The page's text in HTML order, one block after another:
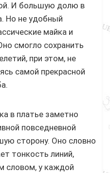
И большую долю в
Но не удобный
майка и
смогло сохранить
при этом, не
самой прекрасной
в платье заметно
повседневной
сторону. Оно словно
тонкость линий,
словом, у каждой